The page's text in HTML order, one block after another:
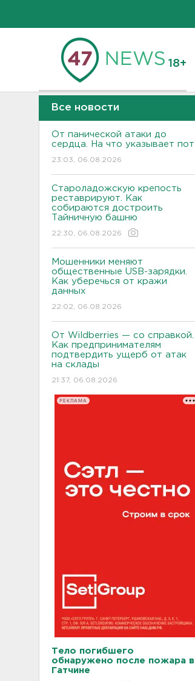
18+
Все новости
От панической атаки до
сердца. На что указывает пот
23:03, 06.08.2026
Староладожскую крепость
реставрируют. Как
собираются достроить
Тайничную башню
22:30, 06.08.2026
Мошенники меняют
общественные USB-зарядки.
Как уберечься от кражи
данных
22:02, 06.08.2026
От Wildberries — со справкой.
Как предпринимателям
подтвердить ущерб от атак
на склады
21:37, 06.08.2026
РЕКЛАМА
Тело погибшего
обнаружено после пожара в
Гатчине